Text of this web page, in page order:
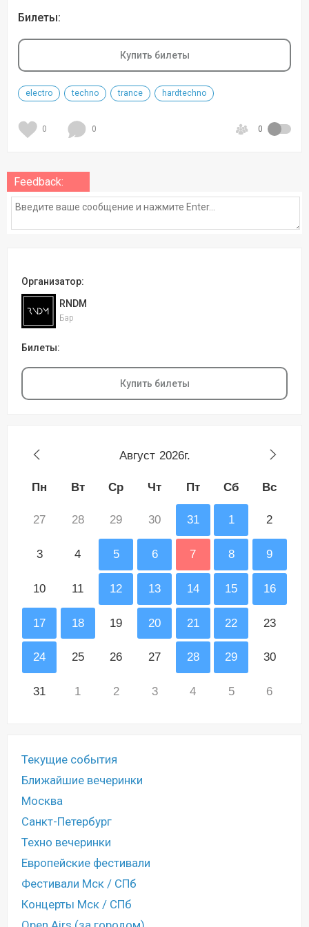
Билеты:
Купить билеты
electro techno trance hardtechno
0 0 0
Feedback:
Организатор:
RNDM
Бар
Билеты:
Купить билеты
Август 2026г.
Пн Вт Ср Чт Пт Сб Вс
27 28 29 30 31 1 2
3 4 5 6 7 8 9
10 11 12 13 14 15 16
17 18 19 20 21 22 23
24 25 26 27 28 29 30
31 1 2 3 4 5 6
Текущие события
Ближайшие вечеринки
Москва
Санкт-Петербург
Техно вечеринки
Европейские фестивали
Фестивали Мск / СПб
Концерты Мск / СПб